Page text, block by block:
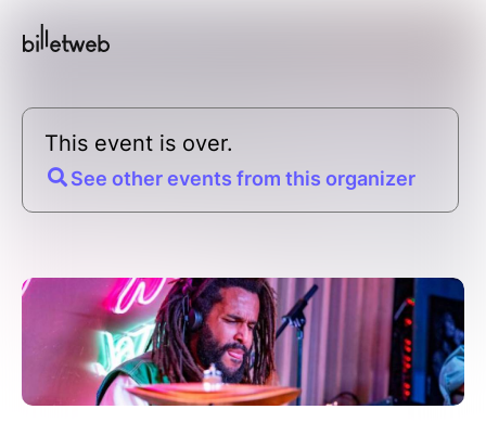
This event is over.
See other events from this organizer